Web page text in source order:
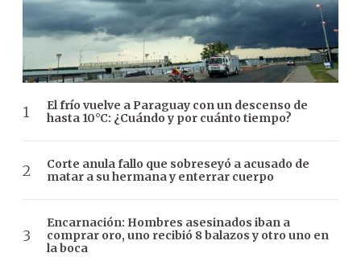
El frío vuelve a Paraguay con un descenso de
hasta 10°C: ¿Cuándo y por cuánto tiempo?
Corte anula fallo que sobreseyó a acusado de
matar a su hermana y enterrar cuerpo
Encarnación: Hombres asesinados iban a
comprar oro, uno recibió 8 balazos y otro uno en
la boca